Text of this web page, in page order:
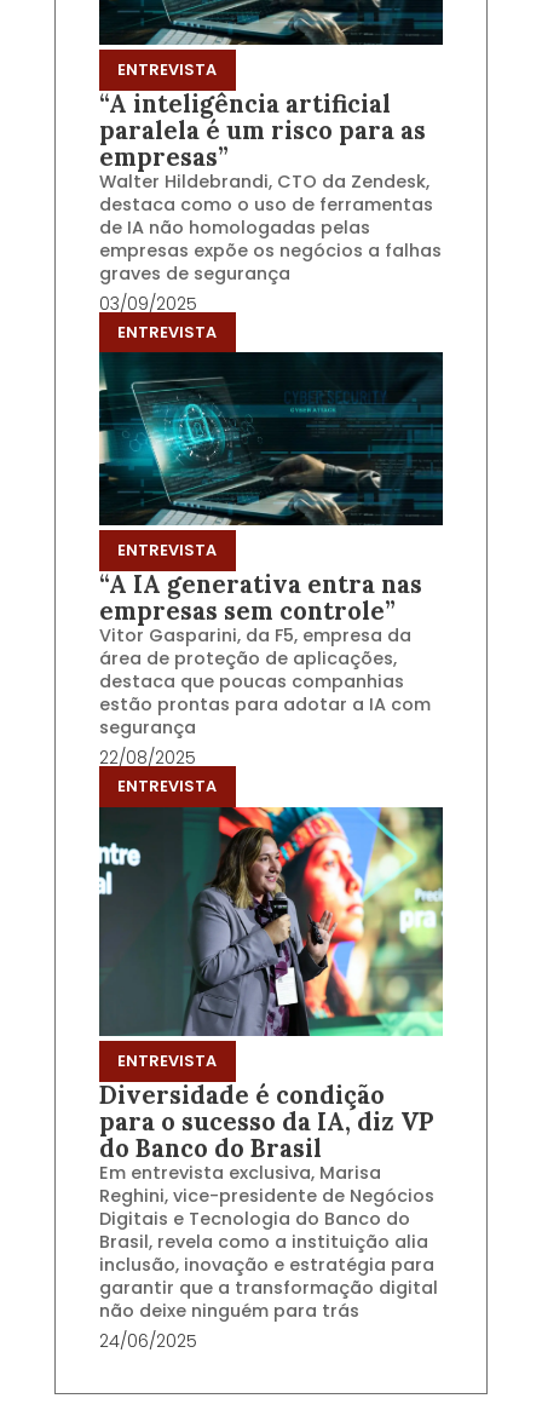
ENTREVISTA
“A inteligência artificial
paralela é um risco para as
empresas”
Walter Hildebrandi, CTO da Zendesk,
destaca como o uso de ferramentas
de IA não homologadas pelas
empresas expõe os negócios a falhas
graves de segurança
03/09/2025
ENTREVISTA
ENTREVISTA
“A IA generativa entra nas
empresas sem controle”
Vitor Gasparini, da F5, empresa da
área de proteção de aplicações,
destaca que poucas companhias
estão prontas para adotar a IA com
segurança
22/08/2025
ENTREVISTA
ENTREVISTA
Diversidade é condição
para o sucesso da IA, diz VP
do Banco do Brasil
Em entrevista exclusiva, Marisa
Reghini, vice-presidente de Negócios
Digitais e Tecnologia do Banco do
Brasil, revela como a instituição alia
inclusão, inovação e estratégia para
garantir que a transformação digital
não deixe ninguém para trás
24/06/2025